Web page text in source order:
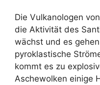
Die Vulkanologen
die Aktivität des
wächst und es
pyroklastische
kommt es zu
Aschewolken einige